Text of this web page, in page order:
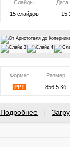
Слайды
Дата
15 слайдов
Формат
Размер
PPT
856.5 Кб
Подробнее